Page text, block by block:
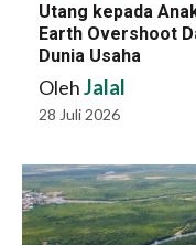
Utang kepada
Earth Overshoot
Dunia Usaha
OlehJalal
28 Juli 2026